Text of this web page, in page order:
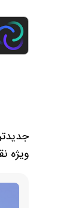
ویژه